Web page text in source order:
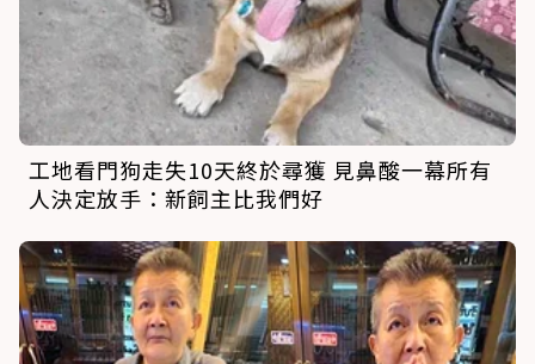
工地看門狗走失10天終於尋獲 見鼻酸一幕所有
人決定放手：新飼主比我們好